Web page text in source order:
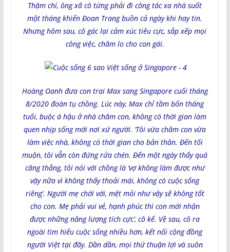
Thậm chí, ông xã cô từng phải đi công tác xa nhà suốt
một tháng khiến Đoan Trang buồn cả ngày khi hay tin.
Nhưng hôm sau, cô gác lại cảm xúc tiêu cực, sắp xếp mọi
công việc, chăm lo cho con gái.
Hoàng Oanh đưa con trai Max sang Singapore cuối tháng
8/2020 đoàn tụ chồng. Lúc này, Max chỉ tầm bốn tháng
tuổi, buộc á hậu ở nhà chăm con, không có thời gian làm
quen nhịp sống mới nơi xứ người. ‘Tôi vừa chăm con vừa
làm việc nhà, không có thời gian cho bản thân. Đến tối
muộn, tôi vẫn còn đứng rửa chén. Đến một ngày thấy quá
căng thẳng, tôi nói với chồng là ‘vợ không làm được như
vậy nữa vì không thấy thoải mái, không có cuộc sống
riêng’. Người mẹ chới với, mệt mỏi như vậy sẽ không tốt
cho con. Mẹ phải vui vẻ, hạnh phúc thì con mới nhận
được những năng lượng tích cực’, cô kể. Về sau, cô ra
ngoài tìm hiểu cuộc sống nhiều hơn, kết nối cộng đồng
người Việt tại đây. Dần dần, mọi thứ thuận lợi và suôn